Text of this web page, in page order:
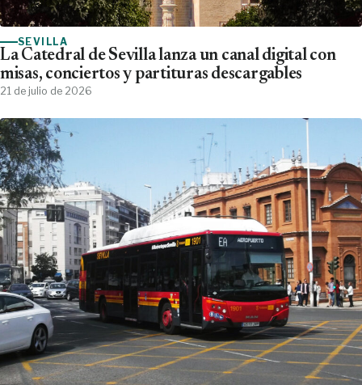
SEVILLA
La Catedral de Sevilla lanza un canal digital con
misas, conciertos y partituras descargables
21 de julio de 2026